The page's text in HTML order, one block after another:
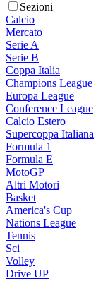
Sezioni
Calcio
Mercato
Serie A
Serie B
Coppa Italia
Champions League
Europa League
Conference League
Calcio Estero
Supercoppa Italiana
Formula 1
Formula E
MotoGP
Altri Motori
Basket
America's Cup
Nations League
Tennis
Sci
Volley
Drive UP